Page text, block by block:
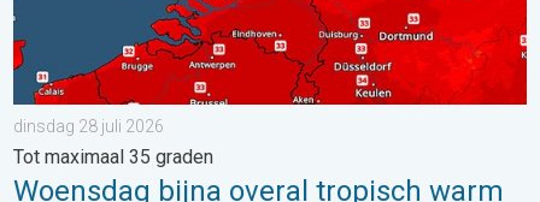
dinsdag 28 juli 2026
Tot maximaal 35 graden
Woensdag bijna overal tropisch warm